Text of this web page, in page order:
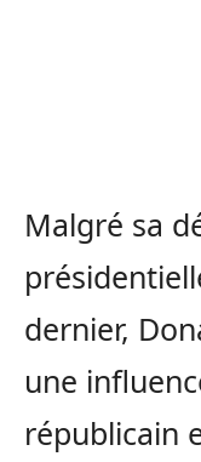
Malgré sa
dernier,
une
républicain